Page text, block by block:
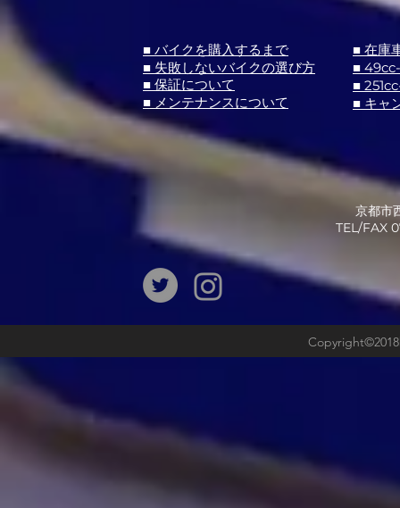
■ バイクを購入するまで
■ 失敗しないバイクの選び方
■ 保証について
■ メンテナンスについて
■ 在庫
■
■
■ キャ
京都市
​TEL/FAX